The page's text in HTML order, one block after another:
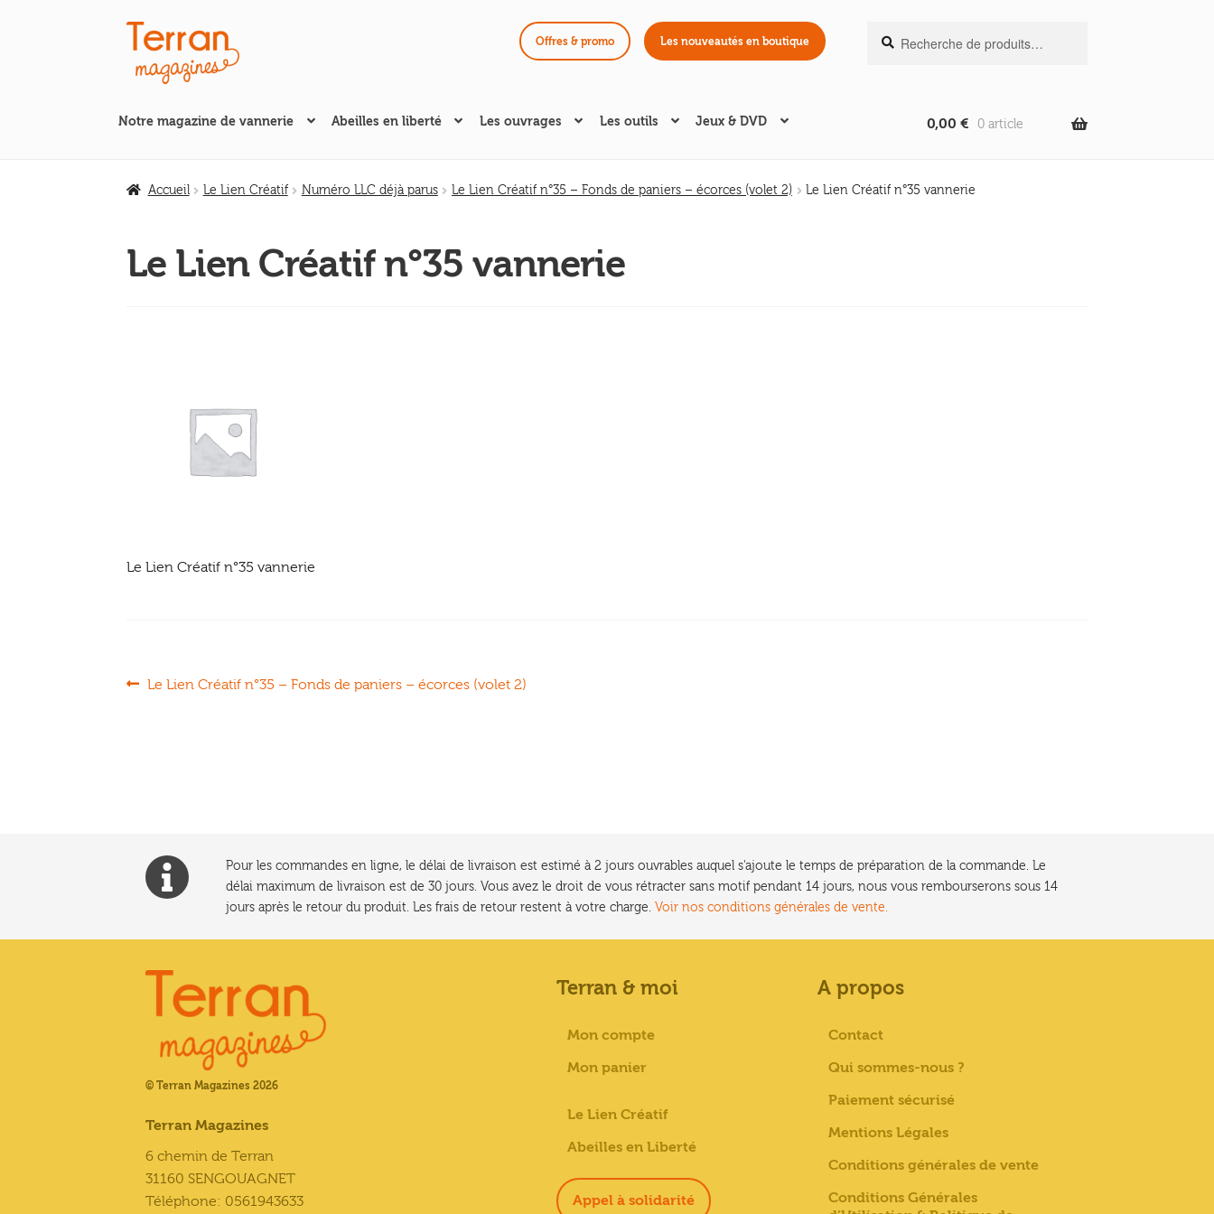
Aller
à
la
Aller
au
contenu
Offres & promo Les nouveautés en boutique
pour :
Recherche
Notre magazine de vannerie Abeilles en liberté Les ouvrages Les outils Jeux & DVD 0,00 € 0 article
Accueil Le Lien Créatif Numéro LLC déjà parus Le Lien Créatif n°35 – Fonds de paniers – écorces (volet 2) Le Lien Créatif n°35 vannerie
Le Lien Créatif n°35 vannerie
Le Lien Créatif n°35 vannerie
Navigation
Article
Le Lien Créatif n°35 – Fonds de paniers – écorces (volet 2)
Pour les commandes en ligne, le délai de livraison est estimé à 2 jours ouvrables auquel s'ajoute le temps de préparation de la commande. Le
délai maximum de livraison est de 30 jours. Vous avez le droit de vous rétracter sans motif pendant 14 jours, nous vous rembourserons sous 14
jours après le retour du produit. Les frais de retour restent à votre charge. Voir nos conditions générales de vente.
© Terran Magazines 2026
Terran Magazines
6 chemin de Terran
31160 SENGOUAGNET
Téléphone: 0561943633
Terran & moi
Mon compte
Mon panier
Le Lien Créatif
Abeilles en Liberté
Appel à solidarité
A propos
Contact
Qui sommes-nous ?
Paiement sécurisé
Mentions Légales
Conditions générales de vente
Conditions Générales